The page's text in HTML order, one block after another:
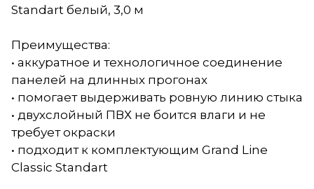
Standart белый, 3,0 м
Преимущества:
• аккуратное и технологичное соединение
панелей на длинных прогонах
• помогает выдерживать ровную линию стыка
• двухслойный ПВХ не боится влаги и не
требует окраски
• подходит к комплектующим Grand Line
Classic Standart